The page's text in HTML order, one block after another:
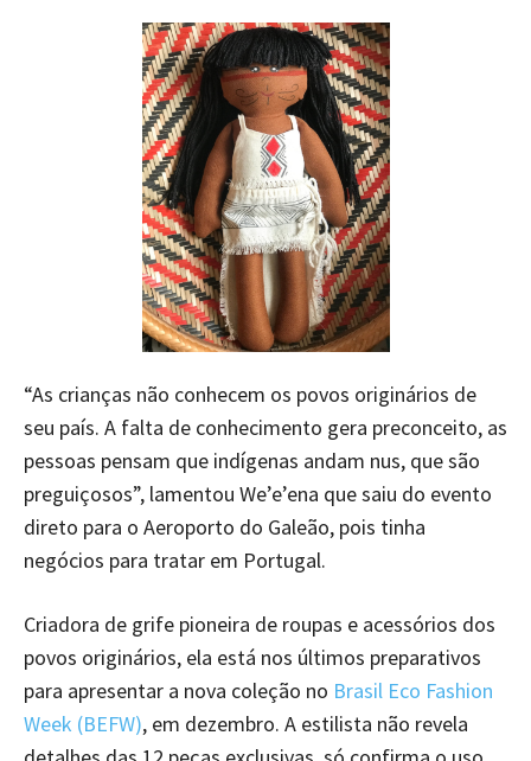
“As crianças não conhecem os povos originários de
seu país. A falta de conhecimento gera preconceito, as
pessoas pensam que indígenas andam nus, que são
preguiçosos”, lamentou We’e’ena que saiu do evento
direto para o Aeroporto do Galeão, pois tinha
negócios para tratar em Portugal.
Criadora de grife pioneira de roupas e acessórios dos
povos originários, ela está nos últimos preparativos
para apresentar a nova coleção no Brasil Eco Fashion
Week (BEFW), em dezembro. A estilista não revela